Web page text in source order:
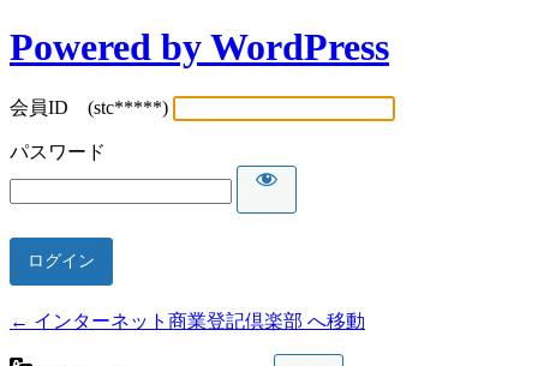
Powered by WordPress
会員ID (stc*****)
パスワード
← インターネット商業登記倶楽部 へ移動